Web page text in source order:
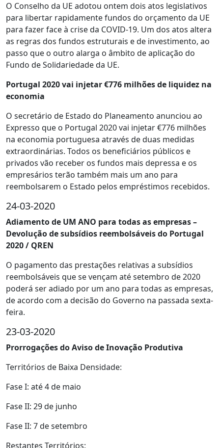
O Conselho da UE adotou ontem dois atos legislativos
para libertar rapidamente fundos do orçamento da UE
para fazer face à crise da COVID-19. Um dos atos altera
as regras dos fundos estruturais e de investimento, ao
passo que o outro alarga o âmbito de aplicação do
Fundo de Solidariedade da UE.
Portugal 2020 vai injetar €776 milhões de liquidez na
economia
O secretário de Estado do Planeamento anunciou ao
Expresso que o Portugal 2020 vai injetar €776 milhões
na economia portuguesa através de duas medidas
extraordinárias. Todos os beneficiários públicos e
privados vão receber os fundos mais depressa e os
empresários terão também mais um ano para
reembolsarem o Estado pelos empréstimos recebidos.
24-03-2020
Adiamento de UM ANO para todas as empresas –
Devolução de subsídios reembolsáveis do Portugal
2020 / QREN
O pagamento das prestações relativas a subsídios
reembolsáveis que se vençam até setembro de 2020
poderá ser adiado por um ano para todas as empresas,
de acordo com a decisão do Governo na passada sexta-
feira.
23-03-2020
Prorrogações do Aviso de Inovação Produtiva
Territórios de Baixa Densidade:
Fase I: até 4 de maio
Fase II: 29 de junho
Fase II: 7 de setembro
Restantes Territórios: